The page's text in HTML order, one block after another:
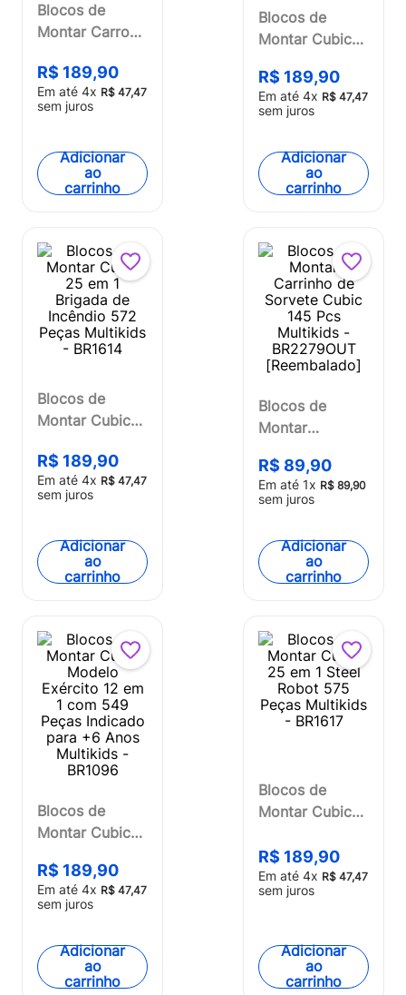
Blocos de
Montar Carro
Peças Multikids
- BR1460
R$ 189,90
Em até 4x R$ 47,47
sem juros
Adicionar
ao
carrinho
Blocos de
Montar Cubic
Construção 573
Peças Multikids
R$ 189,90
Em até 4x R$ 47,47
sem juros
Adicionar
ao
carrinho
Blocos de
Montar Cubic
Brigada de
Incêndio 572
Peças Multikids
R$ 189,90
Em até 4x R$ 47,47
sem juros
Adicionar
ao
carrinho
Blocos de
Montar
Sorvete Cubic
145 Pcs
BR2279OUT
[Reembalado]
R$ 89,90
Em até 1x R$ 89,90
sem juros
Adicionar
ao
carrinho
Blocos de
Montar Cubic
Exército 12 em
1 com 549
para +6 Anos
Multikids -
BR1096
R$ 189,90
Em até 4x R$ 47,47
sem juros
Adicionar
ao
carrinho
Blocos de
Montar Cubic
Robot 575
Peças Multikids
- BR1617
R$ 189,90
Em até 4x R$ 47,47
sem juros
Adicionar
ao
carrinho